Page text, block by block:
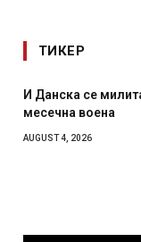
ТИКЕР
И Данска се
месечна воена
AUGUST 4, 2026